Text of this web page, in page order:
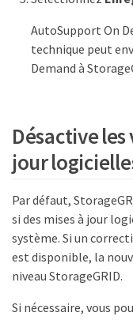
AutoSupport On
technique peut
Demand à
Désactive
jour
Par défaut,
si des mises à jour
système. Si un
est disponible, la
niveau StorageGRID.
Si nécessaire, vous